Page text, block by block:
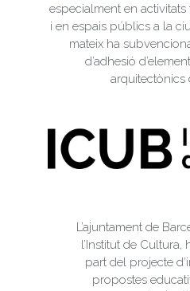
especialment en activitats
i en espais públics a la
mateix ha
d’adhesió
arquitectònics
L’ajuntament de
l’Institut de
part del projecte
propostes